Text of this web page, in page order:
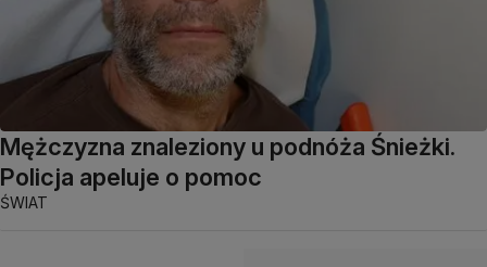
Mężczyzna znaleziony u podnóża Śnieżki.
Policja apeluje o pomoc
ŚWIAT